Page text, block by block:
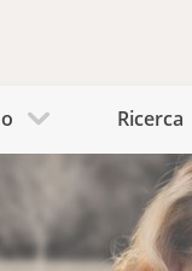
Ricerca